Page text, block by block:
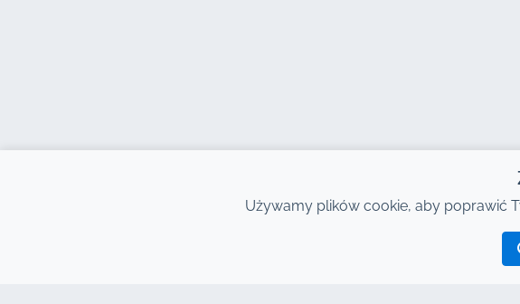
Używamy plików cookie, aby poprawić